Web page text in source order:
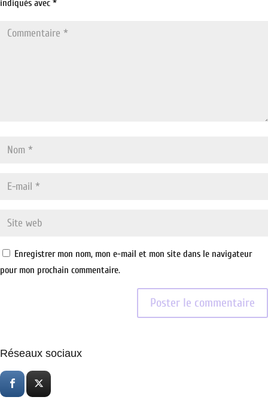
indiqués avec *
Enregistrer mon nom, mon e-mail et mon site dans le navigateur
pour mon prochain commentaire.
Réseaux sociaux